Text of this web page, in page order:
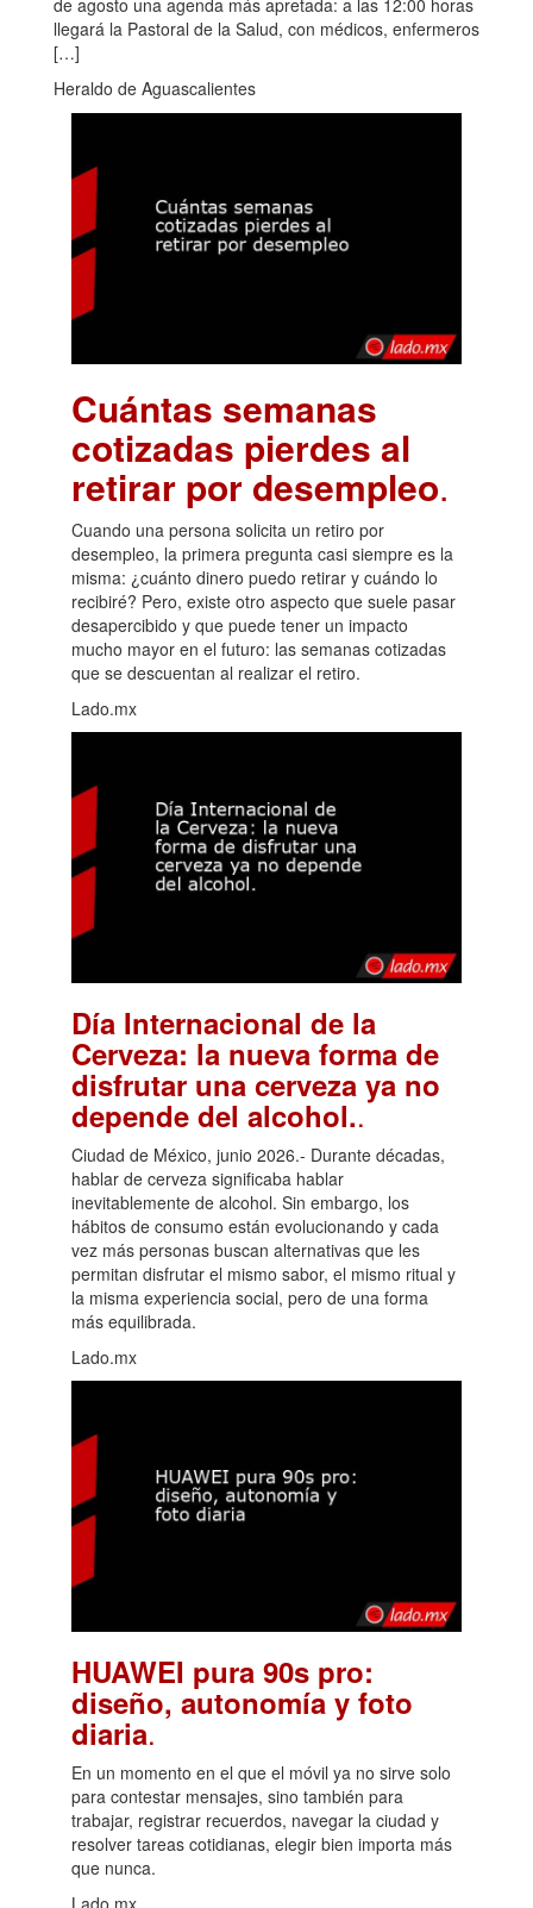
de agosto una agenda más apretada: a las 12:00 horas
llegará la Pastoral de la Salud, con médicos, enfermeros
[…]
Heraldo de Aguascalientes
Cuántas semanas
cotizadas pierdes al
retirar por desempleo.
Cuando una persona solicita un retiro por
desempleo, la primera pregunta casi siempre es la
misma: ¿cuánto dinero puedo retirar y cuándo lo
recibiré? Pero, existe otro aspecto que suele pasar
desapercibido y que puede tener un impacto
mucho mayor en el futuro: las semanas cotizadas
que se descuentan al realizar el retiro.
Lado.mx
Día Internacional de la
Cerveza: la nueva forma de
disfrutar una cerveza ya no
depende del alcohol..
Ciudad de México, junio 2026.- Durante décadas,
hablar de cerveza significaba hablar
inevitablemente de alcohol. Sin embargo, los
hábitos de consumo están evolucionando y cada
vez más personas buscan alternativas que les
permitan disfrutar el mismo sabor, el mismo ritual y
la misma experiencia social, pero de una forma
más equilibrada.
Lado.mx
HUAWEI pura 90s pro:
diseño, autonomía y foto
diaria.
En un momento en el que el móvil ya no sirve solo
para contestar mensajes, sino también para
trabajar, registrar recuerdos, navegar la ciudad y
resolver tareas cotidianas, elegir bien importa más
que nunca.
Lado.mx